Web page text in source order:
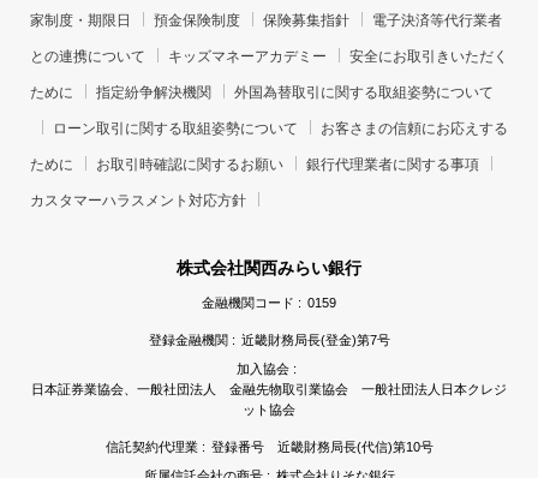
家制度・期限日 預金保険制度 保険募集指針 電子決済等代行業者
との連携について キッズマネーアカデミー 安全にお取引きいただく
ために 指定紛争解決機関 外国為替取引に関する取組姿勢について
ローン取引に関する取組姿勢について お客さまの信頼にお応えする
ために お取引時確認に関するお願い 銀行代理業者に関する事項
カスタマーハラスメント対応方針
株式会社関西みらい銀行
金融機関コード : 0159
登録金融機関 : 近畿財務局長(登金)第7号
加入協会 :
日本証券業協会、一般社団法人 金融先物取引業協会 一般社団法人日本クレジ
ット協会
信託契約代理業 : 登録番号 近畿財務局長(代信)第10号